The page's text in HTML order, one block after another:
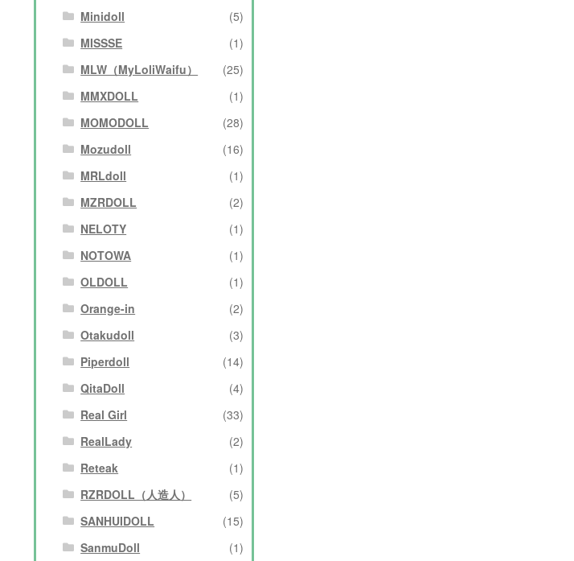
Minidoll
(5)
MISSSE
(1)
MLW（MyLoliWaifu）
(25)
MMXDOLL
(1)
MOMODOLL
(28)
Mozudoll
(16)
MRLdoll
(1)
MZRDOLL
(2)
NELOTY
(1)
NOTOWA
(1)
OLDOLL
(1)
Orange-in
(2)
Otakudoll
(3)
Piperdoll
(14)
QitaDoll
(4)
Real Girl
(33)
RealLady
(2)
Reteak
(1)
RZRDOLL（人造人）
(5)
SANHUIDOLL
(15)
SanmuDoll
(1)